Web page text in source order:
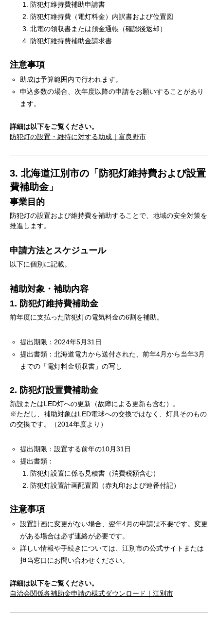
防犯灯維持費補助申請書
防犯灯維持費（電灯料金）内訳書および位置図
北電の領収書または預金通帳（確認後返却）
防犯灯維持費補助金請求書
注意事項
助成は予算範囲内で行われます。
申込多数の場合、次年度以降の申請をお願いすることがあり
ます。
詳細は以下をご覧ください。
防犯灯の設置・維持に対する助成｜富良野市
3. 北海道江別市の「防犯灯維持費および設置
費補助金」
事業目的
防犯灯の設置および維持費を補助することで、地域の安全対策を
推進します。
申請方法とスケジュール
以下に個別に記載。
補助対象・補助内容
1. 防犯灯維持費補助金
前年度に支払った防犯灯の電気料金の6割を補助。
提出期限：2024年5月31日
提出書類：北海道電力から送付された、前年4月から当年3月
までの「電灯料金領収書」の写し
2. 防犯灯設置費補助金
新設またはLED灯への更新（故障による更新も含む）。
※ただし、補助対象はLED電球への交換ではなく、灯具そのもの
の交換です。（2014年度より）
提出期限：設置する前年の10月31日
提出書類：
防犯灯設置に係る見積書（消費税額含む）
防犯灯設置計画配置図（赤丸印および連番付記）
注意事項
設置計画に変更がない場合、翌年4月の申請は不要です。変更
がある場合は必ず連絡が必要です。
詳しい情報や手続きについては、江別市の公式サイトまたは
担当窓口にお問い合わせください。
詳細は以下をご覧ください。
自治会関係各補助金申請の様式ダウンロード｜江別市